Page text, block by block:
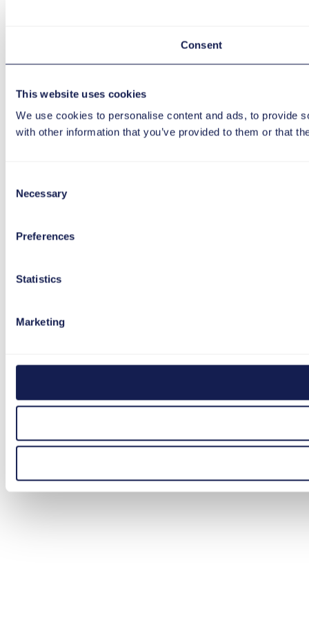
Consent
This website uses cookies
We use cookies to personalise content and ads, to provide
with other information that you’ve provided to them or that
Selection
Necessary
Preferences
Statistics
Marketing